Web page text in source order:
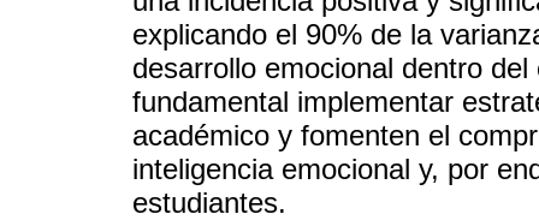
explicando el 90% de la
desarrollo emocional dentro
fundamental implementar
académico y fomenten el
inteligencia emocional y, por
estudiantes.